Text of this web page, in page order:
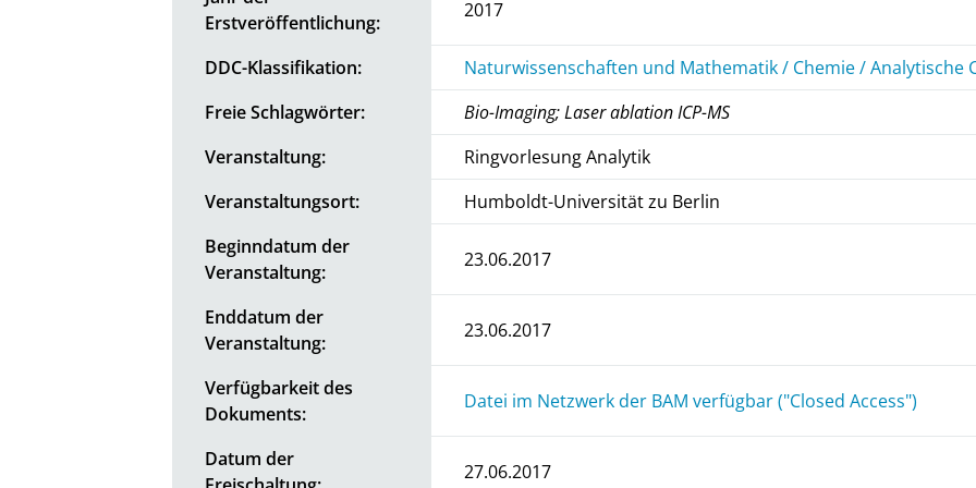
Erstveröffentlichung:
2017
DDC-Klassifikation:
Naturwissenschaften und Mathematik / Chemie / Analytische
Freie Schlagwörter:
Bio-Imaging; Laser ablation ICP-MS
Veranstaltung:
Ringvorlesung Analytik
Veranstaltungsort:
Humboldt-Universität zu Berlin
Beginndatum der
Veranstaltung:
23.06.2017
Enddatum der
Veranstaltung:
23.06.2017
Verfügbarkeit des
Dokuments:
Datei im Netzwerk der BAM verfügbar ("Closed Access")
Datum der
27.06.2017